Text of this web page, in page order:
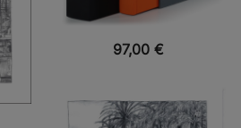
VUE RAPIDE
97,00 €